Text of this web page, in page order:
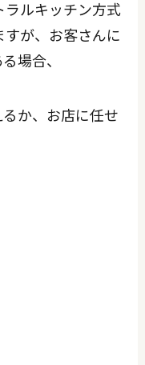
ルキッチン方式
が、お客さんに
場合、
か、お店に任せ